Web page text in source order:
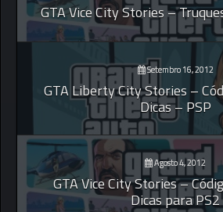
GTA Vice City Stories –
Setembro 16, 2012
GTA Liberty City Stories –
Dicas – PSP
Agosto 4, 2012
GTA Vice City Stories –
Dicas para PS2